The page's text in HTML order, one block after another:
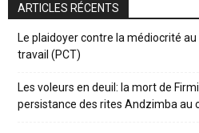
ARTICLES RÉCENTS
Le plaidoyer contre la médiocrité
travail (PCT)
Les voleurs en deuil: la mort de
persistance des rites Andzimba au